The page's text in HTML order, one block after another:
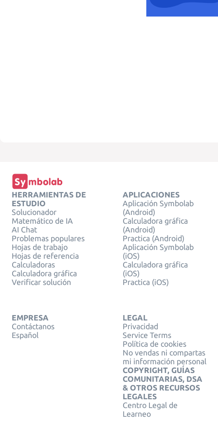
HERRAMIENTAS DE
ESTUDIO
Solucionador
Matemático de IA
AI Chat
Problemas populares
Hojas de trabajo
Hojas de referencia
Calculadoras
Calculadora gráfica
Verificar solución
APLICACIONES
Aplicación Symbolab
(Android)
Calculadora gráfica
(Android)
Practica (Android)
Aplicación Symbolab
(iOS)
Calculadora gráfica
(iOS)
Practica (iOS)
EMPRESA
Contáctanos
Español
LEGAL
Privacidad
Service Terms
Política de cookies
No vendas ni compartas
mi información personal
COPYRIGHT, GUÍAS
COMUNITARIAS, DSA
& OTROS RECURSOS
LEGALES
Centro Legal de
Learneo